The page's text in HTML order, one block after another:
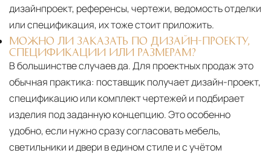
дизайнпроект, референсы, чертежи, ведомость отделки
или спецификация, их тоже стоит приложить.
МОЖНО ЛИ ЗАКАЗАТЬ ПО ДИЗАЙН-ПРОЕКТУ,
СПЕЦИФИКАЦИИ ИЛИ РАЗМЕРАМ?
В большинстве случаев да. Для проектных продаж это
обычная практика: поставщик получает дизайн-проект,
спецификацию или комплект чертежей и подбирает
изделия под заданную концепцию. Это особенно
удобно, если нужно сразу согласовать мебель,
светильники и двери в едином стиле и с учётом